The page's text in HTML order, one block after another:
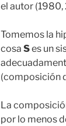
el autor (1980,
Tomemos la
cosa Ses un
(composición
La
por lo menos